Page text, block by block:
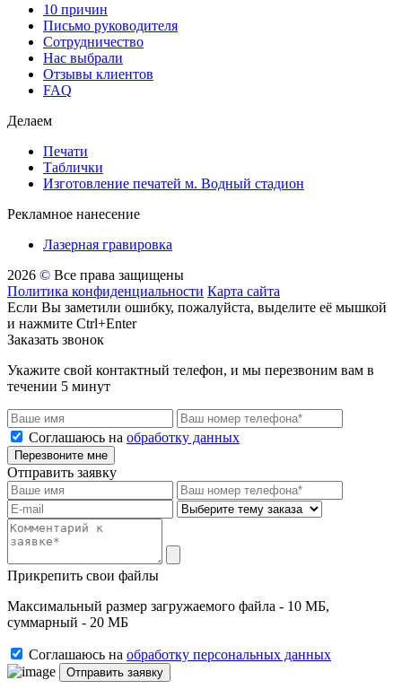
10 причин
Письмо руководителя
Сотрудничество
Нас выбрали
Отзывы клиентов
FAQ
Делаем
Печати
Таблички
Изготовление печатей м. Водный стадион
Рекламное нанесение
Лазерная гравировка
2026 © Все права защищены
Политика конфиденциальности Карта сайта
Если Вы заметили ошибку, пожалуйста, выделите её мышкой
и нажмите Ctrl+Enter
Заказать звонок
Укажите свой контактный телефон, и мы перезвоним вам в
течении 5 минут
Соглашаюсь на обработку данных
Перезвоните мне
Отправить заявку
Прикрепить свои файлы
Максимальный размер загружаемого файла - 10 МБ,
суммарный - 20 МБ
Соглашаюсь на обработку персональных данных
Отправить заявку